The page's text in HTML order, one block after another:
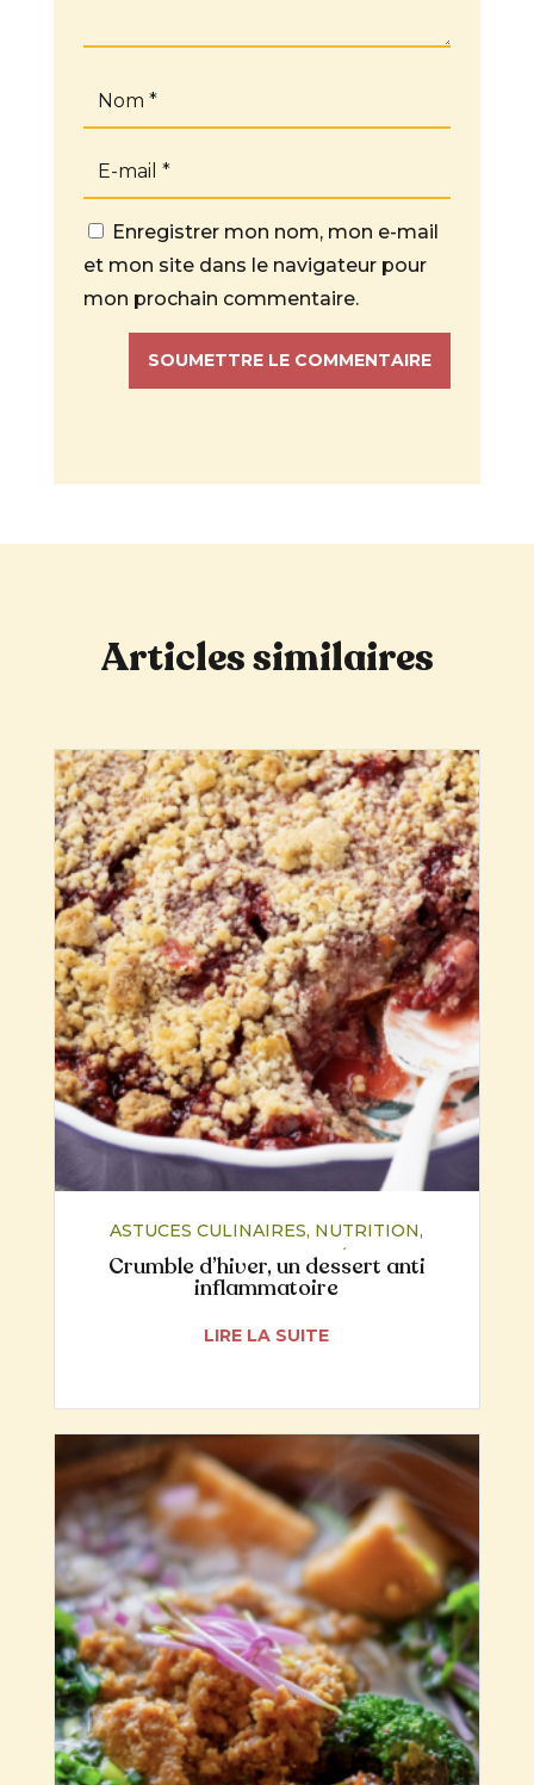
Enregistrer mon nom, mon e-mail
et mon site dans le navigateur pour
mon prochain commentaire.
SOUMETTRE LE COMMENTAIRE
Articles similaires
Crumble d’hiver, un dessert anti
inflammatoire
ASTUCES CULINAIRES, NUTRITION,
RECETTES, SANTÉ
LIRE LA SUITE